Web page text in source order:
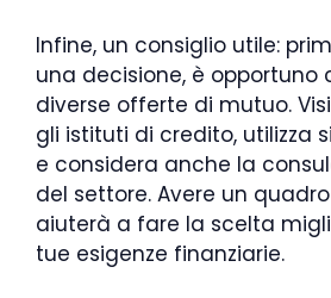
Infine, un consiglio utile:
una decisione, è opportuno
diverse offerte di mutuo.
gli istituti di credito, utilizza
e considera anche la
del settore. Avere un
aiuterà a fare la scelta
tue esigenze finanziarie.